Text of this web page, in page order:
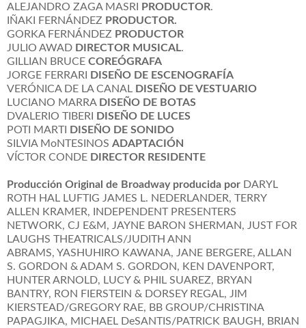
ALEJANDRO ZAGA MASRI
PRODUCTOR.
IÑAKI FERNÁNDEZ PRODUCTOR.
GORKA FERNÁNDEZ PRODUCTOR
JULIO AWAD DIRECTOR MUSICAL.
GILLIAN BRUCE COREÓGRAFA
JORGE FERRARI
DISEÑO DE ESCENOGRAFÍA
VERÓNICA DE LA CANAL DISEÑO DE VESTUARIO
LUCIANO MARRA DISEÑO DE BOTAS
DVALERIO TIBERI
DISEÑO DE LUCES
POTI MARTI
DISEÑO DE SONIDO
SILVIA MoNTESINOS ADAPTACIÓN
VÍCTOR CONDE DIRECTOR RESIDENTE
Producción Original de Broadway producida por DARYL
ROTH HAL LUFTIG JAMES L. NEDERLANDER, TERRY
ALLEN KRAMER, INDEPENDENT PRESENTERS
NETWORK, CJ E&M, JAYNE BARON SHERMAN, JUST FOR
LAUGHS THEATRICALS/JUDITH ANN
ABRAMS, YASHUHIRO KAWANA, JANE BERGERE, ALLAN
S. GORDON & ADAM S. GORDON, KEN DAVENPORT,
HUNTER ARNOLD, LUCY & PHIL SUAREZ, BRYAN
BANTRY, RON FIERSTEIN & DORSEY REGAL, JIM
KIERSTEAD/GREGORY RAE, BB GROUP/CHRISTINA
PAPAGJIKA, MICHAEL DeSANTIS/PATRICK BAUGH, BRIAN